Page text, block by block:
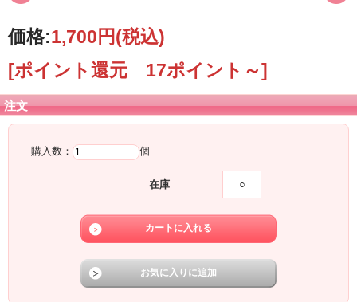
価格:1,700円(税込)
[ポイント還元 17ポイント～]
注文
購入数： 個
在庫 ○